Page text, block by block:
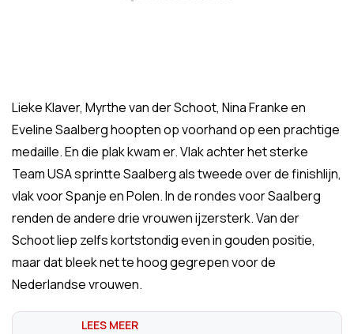
Lieke Klaver, Myrthe van der Schoot, Nina Franke en
Eveline Saalberg hoopten op voorhand op een prachtige
medaille. En die plak kwam er. Vlak achter het sterke
Team USA sprintte Saalberg als tweede over de finishlijn,
vlak voor Spanje en Polen. In de rondes voor Saalberg
renden de andere drie vrouwen ijzersterk. Van der
Schoot liep zelfs kortstondig even in gouden positie,
maar dat bleek net te hoog gegrepen voor de
Nederlandse vrouwen.